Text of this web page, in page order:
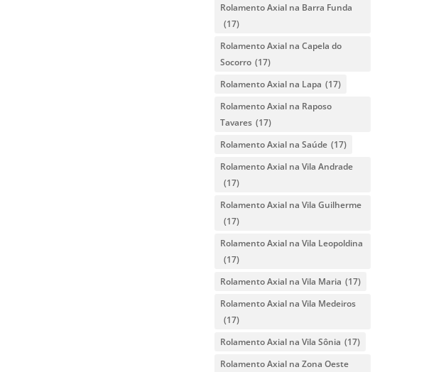
Rolamento Axial na Barra Funda
(17)
Rolamento Axial na Capela do
Socorro (17)
Rolamento Axial na Lapa (17)
Rolamento Axial na Raposo
Tavares (17)
Rolamento Axial na Saúde (17)
Rolamento Axial na Vila Andrade
(17)
Rolamento Axial na Vila Guilherme
(17)
Rolamento Axial na Vila Leopoldina
(17)
Rolamento Axial na Vila Maria (17)
Rolamento Axial na Vila Medeiros
(17)
Rolamento Axial na Vila Sônia (17)
Rolamento Axial na Zona Oeste